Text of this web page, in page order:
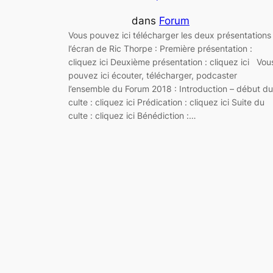
dans Forum
Vous pouvez ici télécharger les deux présentations
l’écran de Ric Thorpe : Première présentation :
cliquez ici Deuxième présentation : cliquez ici
pouvez ici écouter, télécharger, podcaster
l’ensemble du Forum 2018 : Introduction – début du
culte : cliquez ici Prédication : cliquez ici Suite du
culte : cliquez ici Bénédiction :…